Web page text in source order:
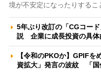
境が不安定になったりする
5年ぶり改訂の「CGコー
説 企業に成長投資の具
【令和のPKOか】GPIF
資拡大」発言の波紋 「